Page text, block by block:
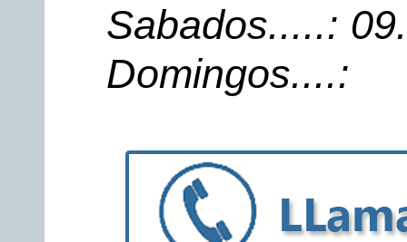
Sabados.....:
Domingos....: